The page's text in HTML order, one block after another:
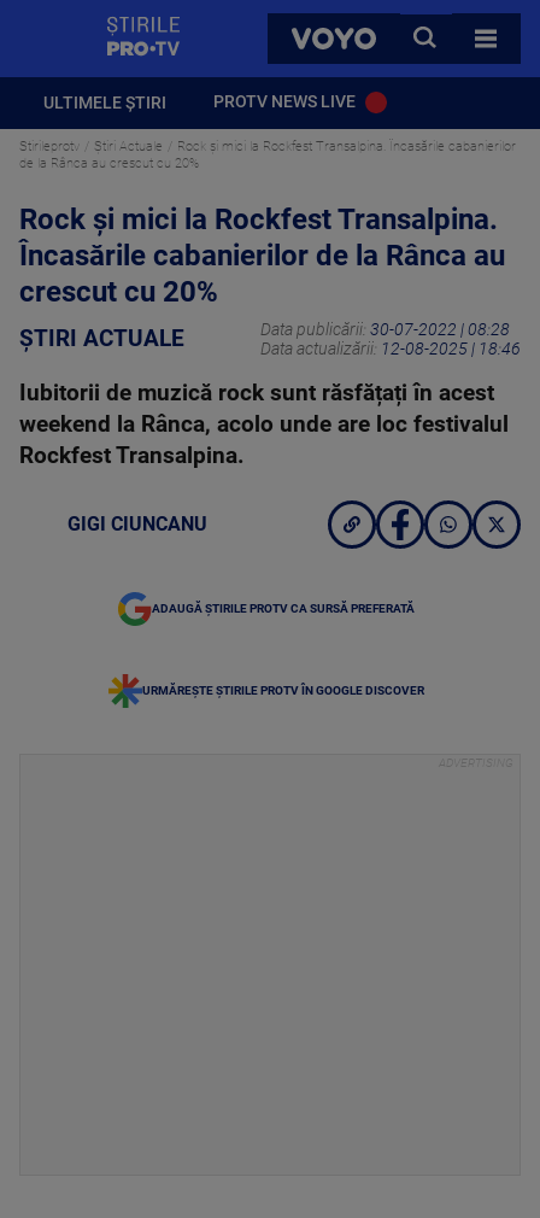
VOYO
CAUTA
TOATE
ULTIMELE ȘTIRI PROTV NEWS LIVE
Stirileprotv Știri Actuale
Rock și mici la Rockfest Transalpina. Încasările cabanierilor
de la Rânca au crescut cu 20%
Rock și mici la Rockfest Transalpina.
Încasările cabanierilor de la Rânca au
crescut cu 20%
ȘTIRI ACTUALE Data publicării: 30-07-2022 | 08:28
Data actualizării: 12-08-2025 | 18:46
Iubitorii de muzică rock sunt răsfățați în acest
weekend la Rânca, acolo unde are loc festivalul
Rockfest Transalpina.
GIGI CIUNCANU
ADAUGĂ ȘTIRILE PROTV CA SURSĂ PREFERATĂ
URMĂREȘTE ȘTIRILE PROTV ÎN GOOGLE DISCOVER